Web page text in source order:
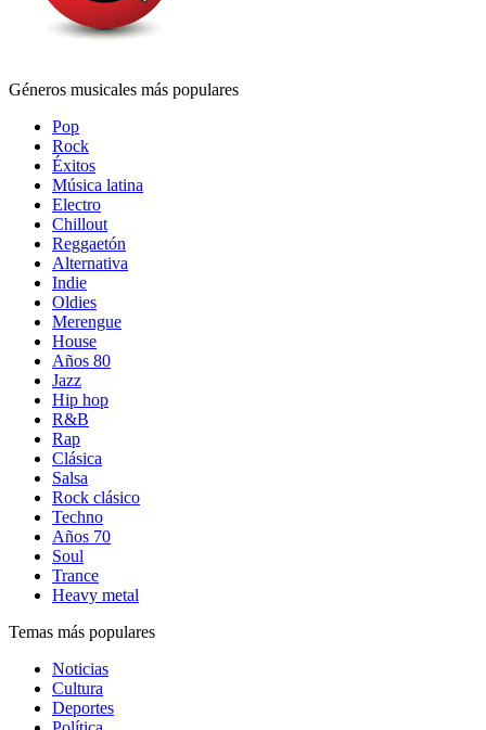
Géneros musicales más populares
Pop
Rock
Éxitos
Música latina
Electro
Chillout
Reggaetón
Alternativa
Indie
Oldies
Merengue
House
Años 80
Jazz
Hip hop
R&B
Rap
Clásica
Salsa
Rock clásico
Techno
Años 70
Soul
Trance
Heavy metal
Temas más populares
Noticias
Cultura
Deportes